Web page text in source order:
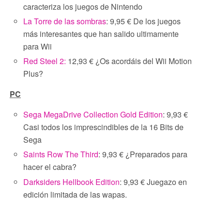
caracteriza los juegos de Nintendo
La Torre de las sombras: 9,95 € De los juegos
más interesantes que han salido ultimamente
para Wii
Red Steel 2: 12,93 € ¿Os acordáis del Wii Motion
Plus?
PC
Sega MegaDrive Collection Gold Edition: 9,93 €
Casi todos los imprescindibles de la 16 Bits de
Sega
Saints Row The Third: 9,93 € ¿Preparados para
hacer el cabra?
Darksiders Hellbook Edition: 9,93 € Juegazo en
edición limitada de las wapas.